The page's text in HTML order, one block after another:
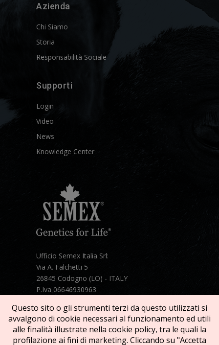
Azienda
Chi Siamo
Storia
Responsabilità Sociale
Supporti
Login
Video
News
Knowledge Center
Ufficio Semex Italia Srl:
Via A. Falchetti 5
26845 Codogno (LO) - ITALY
P.Iva 06646930963
Mail: semex@semexitalia.it
Guarda la mappa
Questo sito o gli strumenti terzi da questo utilizzati si
avvalgono di cookie necessari al funzionamento ed utili
alle finalità illustrate nella cookie policy, tra le quali la
profilazione ai fini di marketing. Cliccando su "Accetta